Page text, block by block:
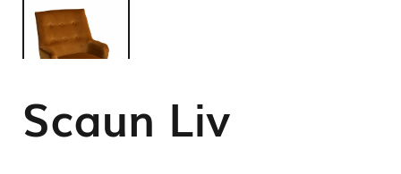
Scaun Liv